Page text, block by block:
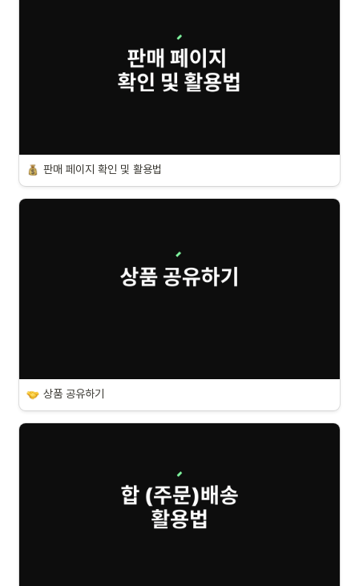
판매 페이지 확인 및 활용법
상품 공유하기